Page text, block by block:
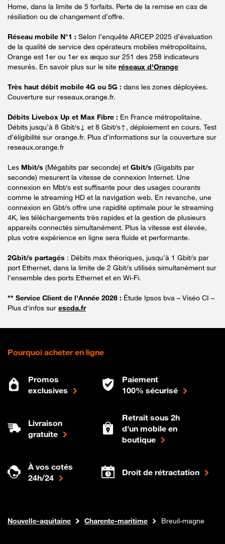
Home, dans la limite de 5 forfaits. Perte de la remise en cas de
résiliation ou de changement d’offre.
Réseau mobile N°1 : Selon l’enquête ARCEP 2025 d’évaluation
de la qualité de service des opérateurs mobiles métropolitains,
Orange est 1er ou 1er ex æquo sur 251 des 258 indicateurs
mesurés. En savoir plus sur le site réseaux d'Orange
Très haut débit mobile 4G ou 5G : dans les zones déployées.
Couverture sur reseaux.orange.fr.
Débits Livebox Up et Max Fibre : En France métropolitaine.
Débits jusqu’à 8 Gbit/s↓ et 8 Gbit/s↑, déploiement en cours. Test
d’éligibilité sur orange.fr. Plus d’informations sur la couverture sur
reseaux.orange.fr
Les Mbit/s (Mégabits par seconde) et Gbit/s (Gigabits par
seconde) mesurent la vitesse de connexion Internet. Une
connexion en Mbt/s est suffisante pour des usages courants
comme le streaming HD et la navigation web. En revanche, une
connexion en Gbt/s offre une rapidité optimale pour le streaming
4K, les téléchargements très rapides et la gestion de plusieurs
appareils connectés simultanément. Plus la vitesse est élevée,
plus votre expérience en ligne sera fluide et performante.
2Gbit/s partagés : Débits max théoriques, jusqu’à 1 Gbit/s par
port Ethernet, dans la limite de 2 Gbit/s utilisés simultanément sur
l’ensemble des ports Ethernet et en Wi-Fi.
** Service Client de l'Année 2026 : Étude Ipsos bva – Viséo CI –
Plus d'infos sur escda.fr
Pourquoi acheter en ligne
Promos
exclusives
Paiement
100% sécurisé
Livraison
gratuite
Retrait sous 2h
d'un mobile en
boutique
À vos cotés
24h/24
Droit de rétractation
Boutique Orange
Internet fibre
Nouvelle-aquitaine Charente-maritime Breuil-magne